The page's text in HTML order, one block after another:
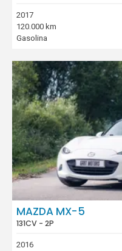
2017
120.000 km
Gasolina
MAZDA MX-5
131CV - 2P
2016